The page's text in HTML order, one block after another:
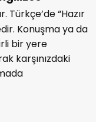
bir
İngilizce
“Hazır
Konuşma ya da
bir yere
karşınızdaki